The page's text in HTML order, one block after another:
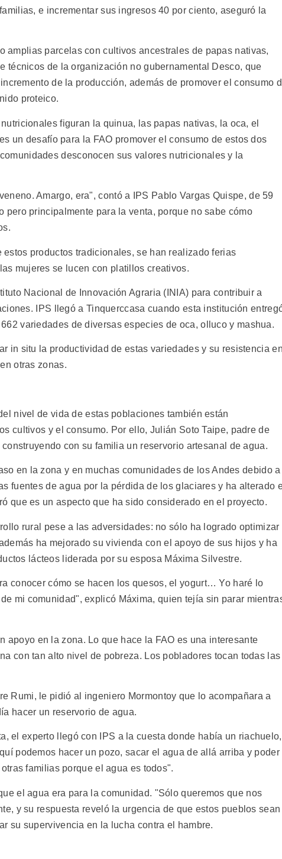
e incrementar sus ingresos 40 por ciento, aseguró la
amplias parcelas con cultivos ancestrales de papas nativas,
técnicos de la organización no gubernamental Desco, que
de la producción, además de promover el consumo
proteico.
figuran la quinua, las papas nativas, la oca, el
un desafío para la FAO promover el consumo de estos dos
desconocen sus valores nutricionales y la
Amargo, era", contó a IPS Pablo Vargas Quispe, de 59
pero principalmente para la venta, porque no sabe cómo
productos tradicionales, se han realizado ferias
mujeres se lucen con platillos creativos.
Nacional de Innovación Agraria (INIA) para contribuir a
IPS llegó a Tinquerccasa cuando esta institución
variedades de diversas especies de oca, olluco y mashua.
in situ la productividad de estas variedades y su resistencia
otras zonas.
nivel de vida de estas poblaciones también están
cultivos y el consumo. Por ello, Julián Soto Taipe, padre de
con su familia un reservorio artesanal de agua.
en la zona y en muchas comunidades de los Andes debido a
fuentes de agua por la pérdida de los glaciares y ha alterado
que es un aspecto que ha sido considerado en el proyecto.
rural pese a las adversidades: no sólo ha logrado optimizar
ha mejorado su vivienda con el apoyo de sus hijos y ha
lácteos liderada por su esposa Máxima Silvestre.
conocer cómo se hacen los quesos, el yogurt… Yo haré lo
mi comunidad", explicó Máxima, quien tejía sin parar
apoyo en la zona. Lo que hace la FAO es una interesante
con tan alto nivel de pobreza. Los pobladores tocan todas las
Rumi, le pidió al ingeniero Mormontoy que lo acompañara a
hacer un reservorio de agua.
el experto llegó con IPS a la cuesta donde había un riachuelo,
podemos hacer un pozo, sacar el agua de allá arriba y poder
familias porque el agua es todos".
el agua era para la comunidad. "Sólo queremos que nos
y su respuesta reveló la urgencia de que estos pueblos sean
su supervivencia en la lucha contra el hambre.